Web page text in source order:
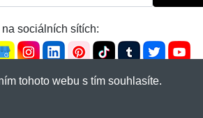
sociálních sítích:
tohoto webu s tím souhlasíte.